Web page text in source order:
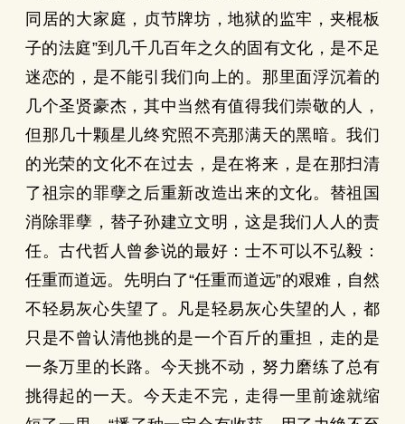
同居的大家庭，贞节牌坊，地狱的监牢，夹棍板
子的法庭”到几千几百年之久的固有文化，是不足
迷恋的，是不能引我们向上的。那里面浮沉着的
几个圣贤豪杰，其中当然有值得我们崇敬的人，
但那几十颗星儿终究照不亮那满天的黑暗。我们
的光荣的文化不在过去，是在将来，是在那扫清
了祖宗的罪孽之后重新改造出来的文化。替祖国
消除罪孽，替子孙建立文明，这是我们人人的责
任。古代哲人曾参说的最好：士不可以不弘毅：
任重而道远。先明白了“任重而道远”的艰难，自然
不轻易灰心失望了。凡是轻易灰心失望的人，都
只是不曾认清他挑的是一个百斤的重担，走的是
一条万里的长路。今天挑不动，努力磨练了总有
挑得起的一天。今天走不完，走得一里前途就缩